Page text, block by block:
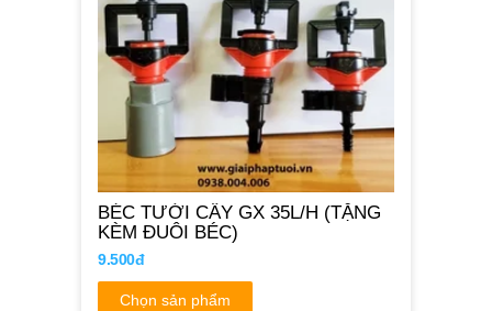
BÉC TƯỚI CÂY GX 35L/H (TẶNG
KÈM ĐUÔI BÉC)
9.500đ
Chọn sản phẩm